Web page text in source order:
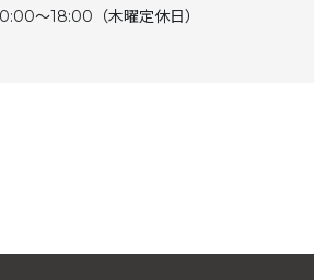
〜18:00（木曜定休日）